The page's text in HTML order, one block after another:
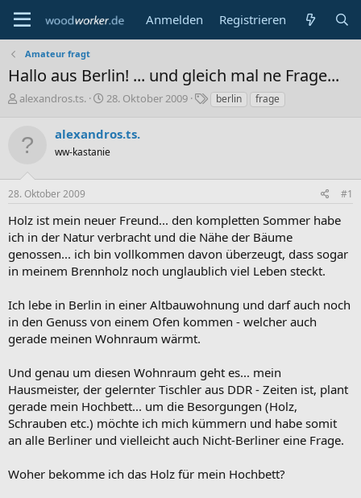
Anmelden Registrieren
Amateur fragt
Hallo aus Berlin! ... und gleich mal ne Frage...
E
t
l
e
alexandros.ts.
E
t
e
l
m
28. Oktober 2009
S
w
t
e
berlin frage
alexandros.ts.
ww-kastanie
28. Oktober 2009 #1
Holz ist mein neuer Freund... den kompletten Sommer habe
ich in der Natur verbracht und die Nähe der Bäume
genossen... ich bin vollkommen davon überzeugt, dass sogar
in meinem Brennholz noch unglaublich viel Leben steckt.
Ich lebe in Berlin in einer Altbauwohnung und darf auch noch
in den Genuss von einem Ofen kommen - welcher auch
gerade meinen Wohnraum wärmt.
Und genau um diesen Wohnraum geht es... mein
Hausmeister, der gelernter Tischler aus DDR - Zeiten ist, plant
gerade mein Hochbett... um die Besorgungen (Holz,
Schrauben etc.) möchte ich mich kümmern und habe somit
an alle Berliner und vielleicht auch Nicht-Berliner eine Frage.
Woher bekomme ich das Holz für mein Hochbett?